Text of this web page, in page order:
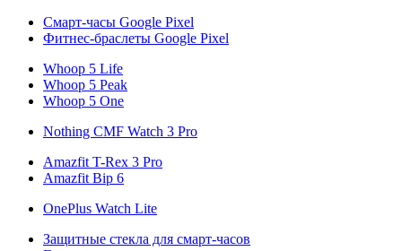
Смарт-часы Google Pixel
Фитнес-браслеты Google Pixel
Whoop 5 Life
Whoop 5 Peak
Whoop 5 One
Nothing CMF Watch 3 Pro
Amazfit T-Rex 3 Pro
Amazfit Bip 6
OnePlus Watch Lite
Защитные стекла для смарт-часов